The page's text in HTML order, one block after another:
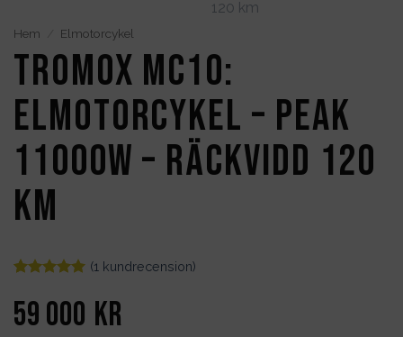
Hem Elmotorcykel
TROMOX MC10:
Elmotorcykel – Peak
11000W – Räckvidd 120
km
av 5
baserat på
(1 kundrecension)
59 000 kr